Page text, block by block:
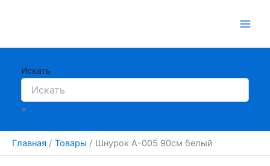
Искать
×
Главная Товары Шнурок А-005 90см белый